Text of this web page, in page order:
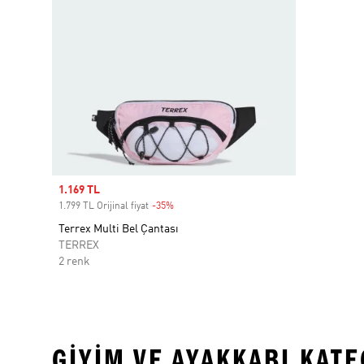
Sale price
1.169 TL
1.799 TL Orijinal fiyat -35%
Terrex Multi Bel Çantası
TERREX
2 renk